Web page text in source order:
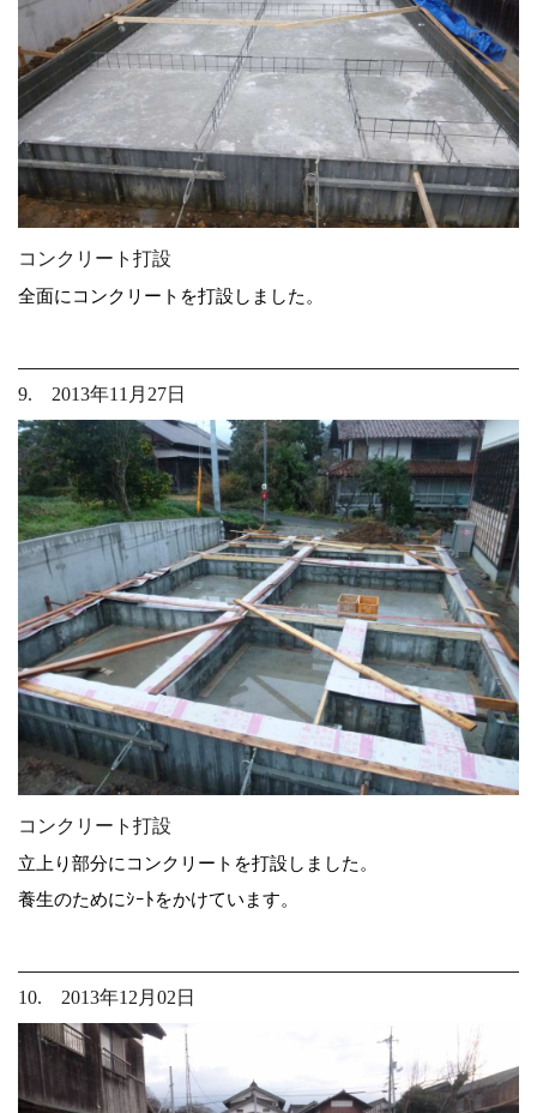
コンクリート打設
全面にコンクリートを打設しました。
9. 2013年11月27日
コンクリート打設
立上り部分にコンクリートを打設しました。
養生のためにｼｰﾄをかけています。
10. 2013年12月02日